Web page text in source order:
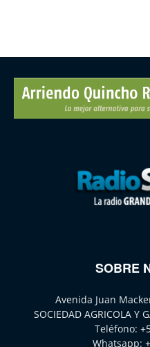
SOBRE
Avenida Juan
SOCIEDAD AGRICOLA Y
Teléfono:
Whatsapp: